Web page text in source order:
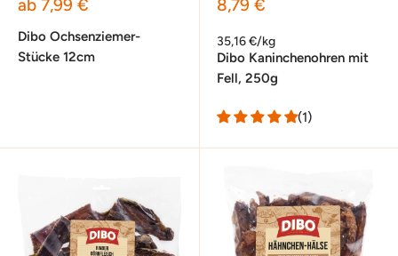
ab 7,99 €
Dibo Ochsenziemer-
Stücke 12cm
8,79 €
35,16 €/kg
Dibo Kaninchenohren mit
Fell, 250g
(1)